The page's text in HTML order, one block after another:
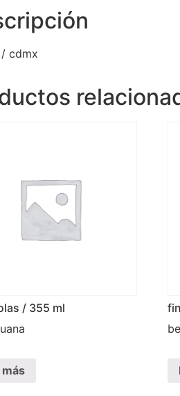
cdmx
/ 355 ml